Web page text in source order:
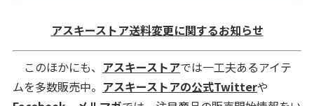
アスキーストア送料変更に関するお知らせ
このほかにも、 アスキーストアでは一工夫あるアイテ
ムを多数販売中。 アスキーストアの公式Twitterや